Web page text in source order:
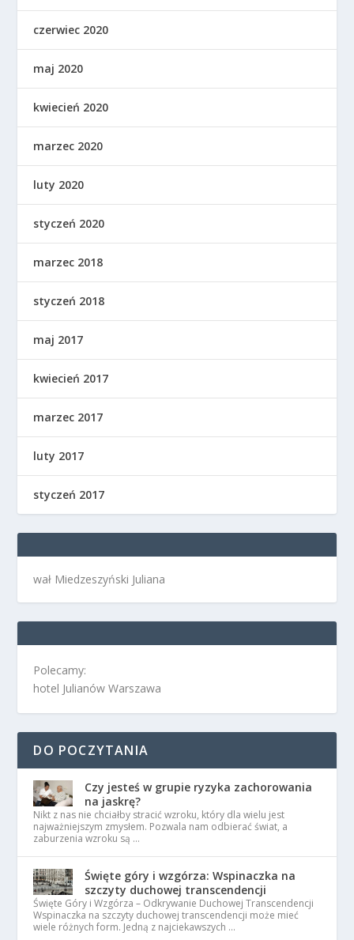
czerwiec 2020
maj 2020
kwiecień 2020
marzec 2020
luty 2020
styczeń 2020
marzec 2018
styczeń 2018
maj 2017
kwiecień 2017
marzec 2017
luty 2017
styczeń 2017
wał Miedzeszyński Juliana
Polecamy:
hotel Julianów Warszawa
DO POCZYTANIA
Czy jesteś w grupie ryzyka zachorowania
na jaskrę?
Nikt z nas nie chciałby stracić wzroku, który dla wielu jest
najważniejszym zmysłem. Pozwala nam odbierać świat, a
zaburzenia wzroku są …
Święte góry i wzgórza: Wspinaczka na
szczyty duchowej transcendencji
Święte Góry i Wzgórza – Odkrywanie Duchowej Transcendencji
Wspinaczka na szczyty duchowej transcendencji może mieć
wiele różnych form. Jedną z najciekawszych …